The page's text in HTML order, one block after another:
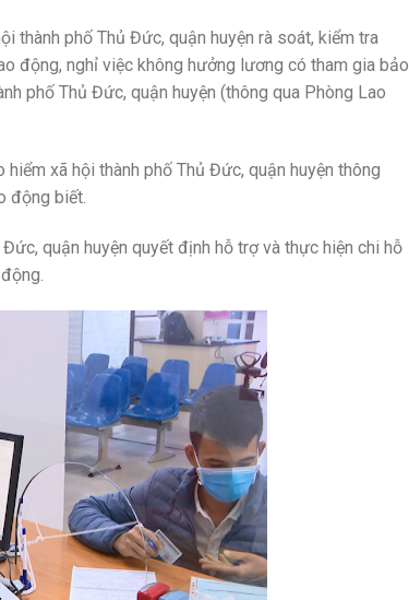
thành phố Thủ Đức, quận huyện rà soát, kiểm tra
động, nghỉ việc không hưởng lương có tham gia bảo
phố Thủ Đức, quận huyện (thông qua Phòng Lao
xã hội thành phố Thủ Đức, quận huyện thông
động biết.
quận huyện quyết định hỗ trợ và thực hiện chi hỗ